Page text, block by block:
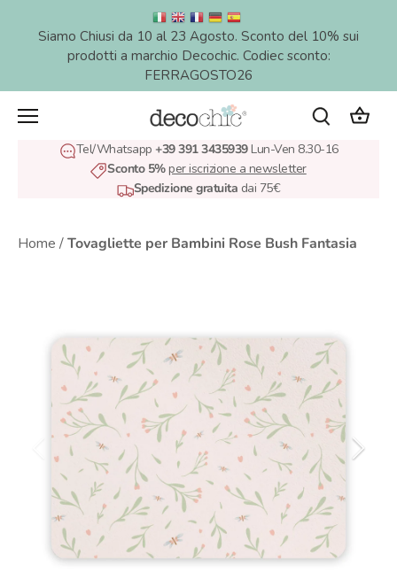
Siamo Chiusi da 10 al 23 Agosto. Sconto del 10% sui
prodotti a marchio Decochic. Codiec sconto:
FERRAGOSTO26
Tel/Whatsapp +39 391 3435939Lun-Ven 8.30-16
Sconto 5%per iscrizione a newsletter
Spedizione gratuita dai 75€
Home /Tovagliette per Bambini Rose Bush Fantasia